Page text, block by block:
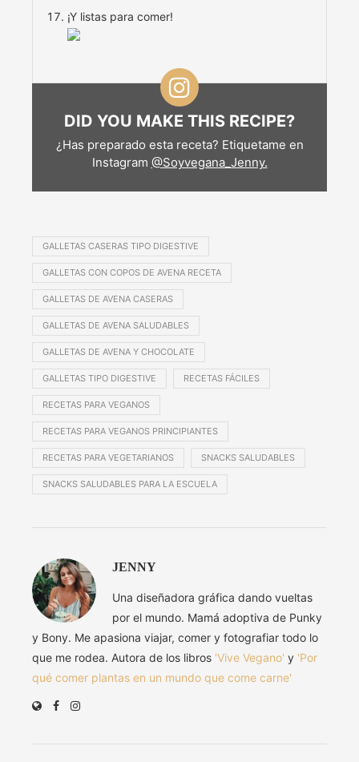
¡Y listas para comer!
DID YOU MAKE THIS RECIPE?
¿Has preparado esta receta? Etiquetame en
Instagram @Soyvegana_Jenny.
GALLETAS CASERAS TIPO DIGESTIVE
GALLETAS CON COPOS DE AVENA RECETA
GALLETAS DE AVENA CASERAS
GALLETAS DE AVENA SALUDABLES
GALLETAS DE AVENA Y CHOCOLATE
GALLETAS TIPO DIGESTIVE RECETAS FÁCILES
RECETAS PARA VEGANOS
RECETAS PARA VEGANOS PRINCIPIANTES
RECETAS PARA VEGETARIANOS SNACKS SALUDABLES
SNACKS SALUDABLES PARA LA ESCUELA
JENNY
Una diseñadora gráfica dando vueltas
por el mundo. Mamá adoptiva de Punky
y Bony. Me apasiona viajar, comer y fotografiar todo lo
que me rodea. Autora de los libros 'Vive Vegano' y 'Por
qué comer plantas en un mundo que come carne'